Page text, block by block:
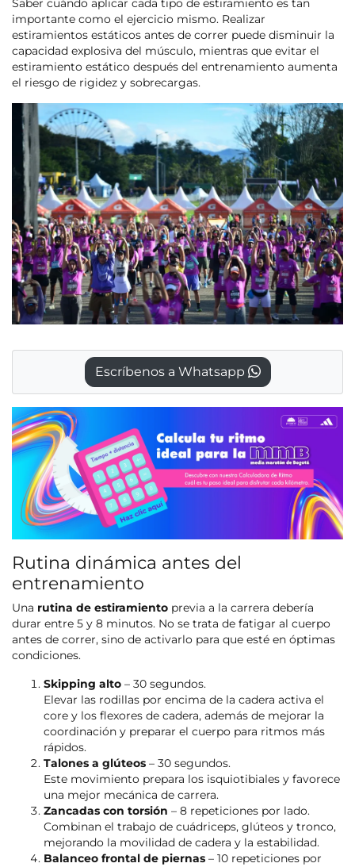
Saber cuándo aplicar cada tipo de estiramiento es tan
importante como el ejercicio mismo. Realizar
estiramientos estáticos antes de correr puede disminuir la
capacidad explosiva del músculo, mientras que evitar el
estiramiento estático después del entrenamiento aumenta
el riesgo de rigidez y sobrecargas.
Escríbenos a Whatsapp
Rutina dinámica antes del
entrenamiento
Una rutina de estiramiento previa a la carrera debería
durar entre 5 y 8 minutos. No se trata de fatigar al cuerpo
antes de correr, sino de activarlo para que esté en óptimas
condiciones.
Skipping alto – 30 segundos.
Elevar las rodillas por encima de la cadera activa el
core y los flexores de cadera, además de mejorar la
coordinación y preparar el cuerpo para ritmos más
rápidos.
Talones a glúteos – 30 segundos.
Este movimiento prepara los isquiotibiales y favorece
una mejor mecánica de carrera.
Zancadas con torsión – 8 repeticiones por lado.
Combinan el trabajo de cuádriceps, glúteos y tronco,
mejorando la movilidad de cadera y la estabilidad.
Balanceo frontal de piernas – 10 repeticiones por